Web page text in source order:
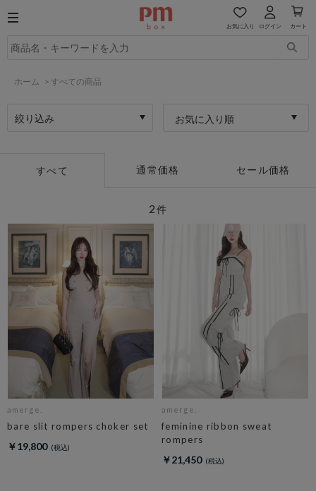
お気に入り ログイン カート
ホーム > すべての商品
絞り込み お気に入り順
すべて 通常価格 セール価格
2件
amerge.
bare slit rompers choker set
￥19,800
amerge.
feminine ribbon sweat
rompers
￥21,450